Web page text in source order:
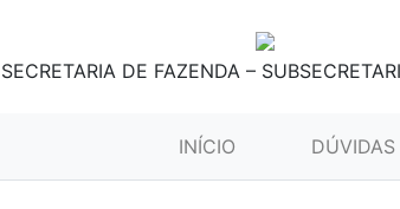
SECRETARIA DE FAZENDA –
INÍCIO (CURRENT)DÚVIDAS